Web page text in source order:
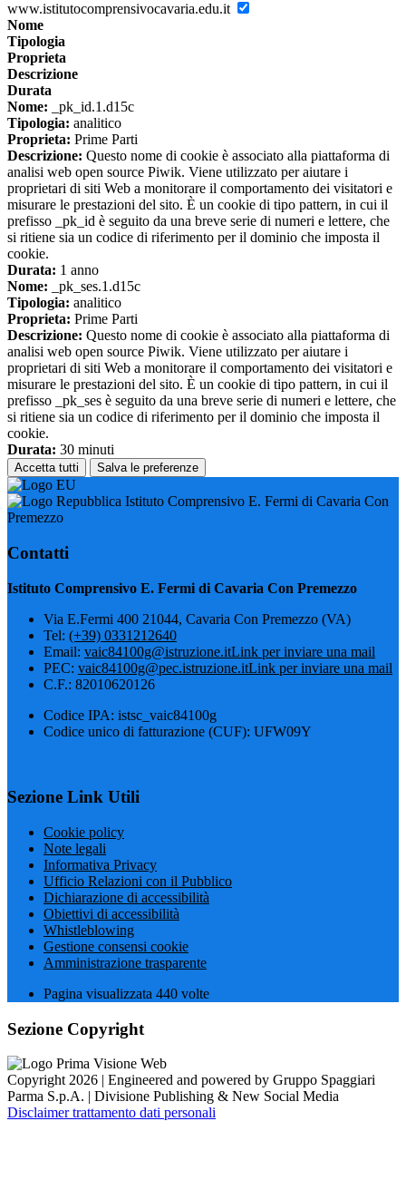
www.istitutocomprensivocavaria.edu.it
Nome
Tipologia
Proprieta
Descrizione
Durata
Nome: _pk_id.1.d15c
Tipologia: analitico
Proprieta: Prime Parti
Descrizione: Questo nome di cookie è associato alla piattaforma di
analisi web open source Piwik. Viene utilizzato per aiutare i
proprietari di siti Web a monitorare il comportamento dei visitatori e
misurare le prestazioni del sito. È un cookie di tipo pattern, in cui il
prefisso _pk_id è seguito da una breve serie di numeri e lettere, che
si ritiene sia un codice di riferimento per il dominio che imposta il
cookie.
Durata: 1 anno
Nome: _pk_ses.1.d15c
Tipologia: analitico
Proprieta: Prime Parti
Descrizione: Questo nome di cookie è associato alla piattaforma di
analisi web open source Piwik. Viene utilizzato per aiutare i
proprietari di siti Web a monitorare il comportamento dei visitatori e
misurare le prestazioni del sito. È un cookie di tipo pattern, in cui il
prefisso _pk_ses è seguito da una breve serie di numeri e lettere, che
si ritiene sia un codice di riferimento per il dominio che imposta il
cookie.
Durata: 30 minuti
Accetta tutti Salva le preferenze
Istituto Comprensivo E. Fermi di Cavaria Con
Premezzo
Contatti
Istituto Comprensivo E. Fermi di Cavaria Con Premezzo
Via E.Fermi 400 21044, Cavaria Con Premezzo (VA)
Tel: (+39) 0331212640
Email: vaic84100g@istruzione.itLink per inviare una mail
PEC: vaic84100g@pec.istruzione.itLink per inviare una mail
C.F.: 82010620126
Codice IPA: istsc_vaic84100g
Codice unico di fatturazione (CUF): UFW09Y
Sezione Link Utili
Cookie policy
Note legali
Informativa Privacy
Ufficio Relazioni con il Pubblico
Dichiarazione di accessibilità
Obiettivi di accessibilità
Whistleblowing
Gestione consensi cookie
Amministrazione trasparente
Pagina visualizzata 440 volte
Sezione Copyright
Copyright 2026 | Engineered and powered by Gruppo Spaggiari
Parma S.p.A. | Divisione Publishing & New Social Media
Disclaimer trattamento dati personali